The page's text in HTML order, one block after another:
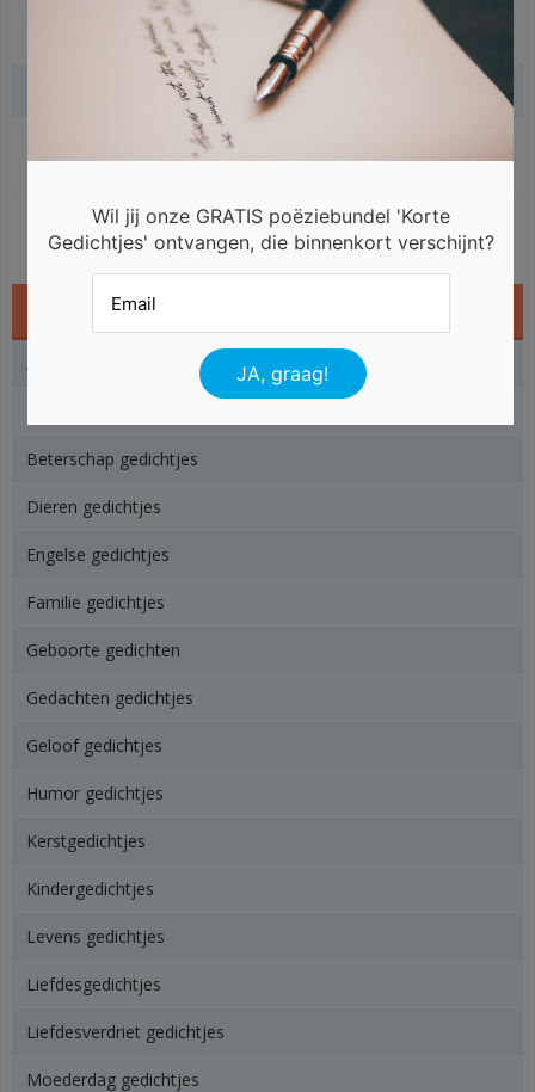
Gerelateerde gedichten
Gedichtjes
Angst gedichtjes
Beterschap gedichtjes
Dieren gedichtjes
Engelse gedichtjes
Familie gedichtjes
Geboorte gedichten
Gedachten gedichtjes
Geloof gedichtjes
Humor gedichtjes
Kerstgedichtjes
Kindergedichtjes
Levens gedichtjes
Liefdesgedichtjes
Liefdesverdriet gedichtjes
Moederdag gedichtjes
Wil jij onze GRATIS poëziebundel 'Korte
Gedichtjes' ontvangen, die binnenkort verschijnt?